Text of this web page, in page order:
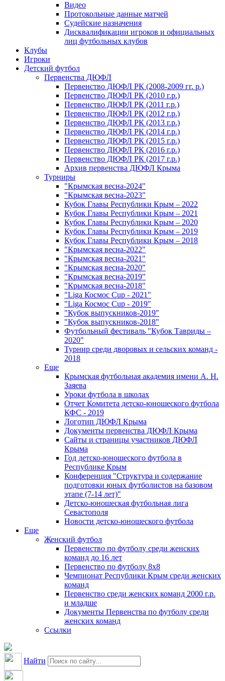
Видео
Протокольные данные матчей
Судейские назначения
Дисквалификации игроков и официальных
лиц футбольных клубов
Клубы
Игроки
Детский футбол
Первенства ДЮФЛ
Первенство ДЮФЛ РК (2008-2009 гг. р.)
Первенство ДЮФЛ РК (2010 г.р.)
Первенство ДЮФЛ РК (2011 г.р.)
Первенство ДЮФЛ РК (2012 г.р.)
Первенство ДЮФЛ РК (2013 г.р.)
Первенство ДЮФЛ РК (2014 г.р.)
Первенство ДЮФЛ РК (2015 г.р.)
Первенство ДЮФЛ РК (2016 г.р.)
Первенство ДЮФЛ РК (2017 г.р.)
Архив первенства ДЮФЛ Крыма
Турниры
"Крымская весна-2024"
"Крымская весна-2023"
Кубок Главы Республики Крым – 2022
Кубок Главы Республики Крым – 2021
Кубок Главы Республики Крым – 2020
Кубок Главы Республики Крым – 2019
Кубок Главы Республики Крым – 2018
"Крымская весна-2022"
"Крымская весна-2021"
"Крымская весна-2020"
"Крымская весна-2019"
"Крымская весна-2018"
"Liga Космос Cup - 2021"
"Liga Космос Cup - 2019"
"Кубок выпускников-2019"
"Кубок выпускников-2018"
Футбольный фестиваль "Кубок Тавриды –
2020"
Турнир среди дворовых и сельских команд -
2018
Еще
Крымская футбольная академия имени А. Н.
Заяева
Уроки футбола в школах
Отчет Комитета детско-юношеского футбола
КФС - 2019
Логотип ДЮФЛ Крыма
Документы первенства ДЮФЛ Крыма
Сайты и страницы участников ДЮФЛ
Крыма
Год детско-юношеского футбола в
Республике Крым
Конференция "Структура и содержание
подготовки юных футболистов на базовом
этапе (7-14 лет)"
Детско-юношеская футбольная лига
Севастополя
Новости детско-юношеского футбола
Еще
Женский футбол
Первенство по футболу среди женских
команд до 16 лет
Первенство по футболу 8х8
Чемпионат Республики Крым среди женских
команд
Первенство среди женских команд 2000 г.р.
и младше
Документы Первенства по футболу среди
женских команд
Ссылки
Найти